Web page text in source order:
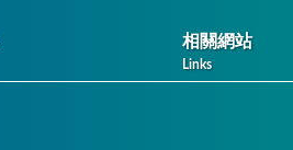
相關網站
Links